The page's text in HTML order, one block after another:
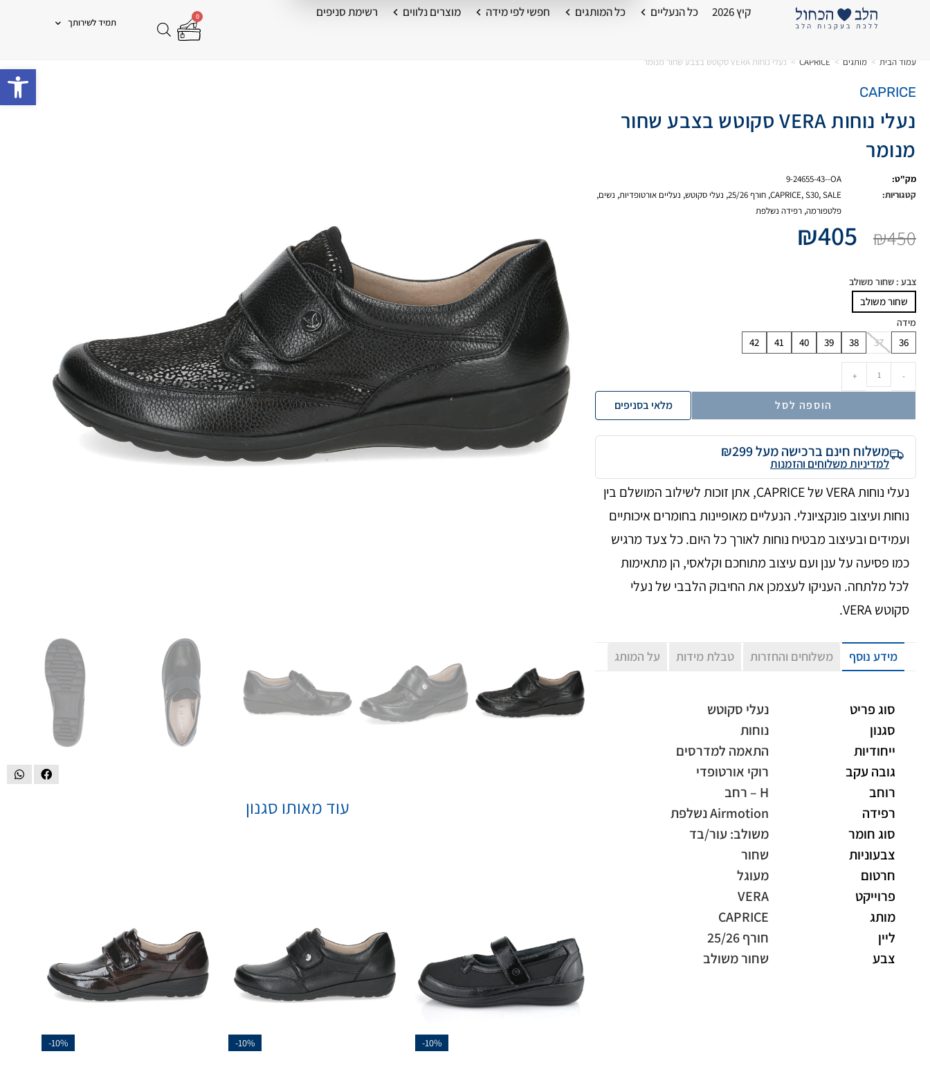
קיץ 2026 כל הנעליים כל המותגים חפשי לפי מידה מוצרים נלווים רשימת סניפים 0
תמיד לשירותך
עמוד הבית > מותגים >
CAPRICE
> נעלי נוחות VERA סקוטש בצבע שחור מנומר
CAPRICE
נעלי נוחות VERA סקוטש בצבע שחור
מנומר
מק"ט:
9-24655-43--OA
קטגוריות:
CAPRICE,S30,SALE
, חורף 25/26 , נעלי סקוטש, נעליים אורטופדיות, נשים,
פלטפורמה, רפידה נשלפת
₪450
₪405
צבע : שחור משולב
שחור משולב
מידה
36
37
38
39
40
41
42
-
+
הוספה לסל מלאי בסניפים
משלוח חינם ברכישה מעל ₪299
למדיניות משלוחים והזמנות
נעלי נוחות VERA של CAPRICE, אתן זוכות לשילוב המושלם בין
נוחות ועיצוב פונקציונלי. הנעליים מאופיינות בחומרים איכותיים
ועמידים ובעיצוב מבטיח נוחות לאורך כל היום. כל צעד מרגיש
כמו פסיעה על ענן ועם עיצוב מתוחכם וקלאסי, הן מתאימות
לכל מלתחה. העניקו לעצמכן את החיבוק הלבבי של נעלי
סקוטש VERA.
מידע נוסף משלוחים והחזרות טבלת מידות על המותג
סוג פריט
נעלי סקוטש
סגנון
נוחות
ייחודיות
התאמה למדרסים
גובה עקב
רוקי אורטופדי
רוחב
H – רחב
רפידה
Airmotion נשלפת
סוג חומר
משולב: עור/בד
צבעוניות
שחור
חרטום
מעוגל
פרוייקט
VERA
מותג
CAPRICE
ליין
חורף 25/26
צבע
שחור משולב
עוד מאותו סגנון
-10%
-10%
-10%